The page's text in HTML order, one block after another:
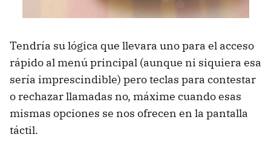
Tendría su lógica que llevara uno para el acceso
rápido al menú principal (aunque ni siquiera esa
sería imprescindible) pero teclas para contestar
o rechazar llamadas no, máxime cuando esas
mismas opciones se nos ofrecen en la pantalla
táctil.